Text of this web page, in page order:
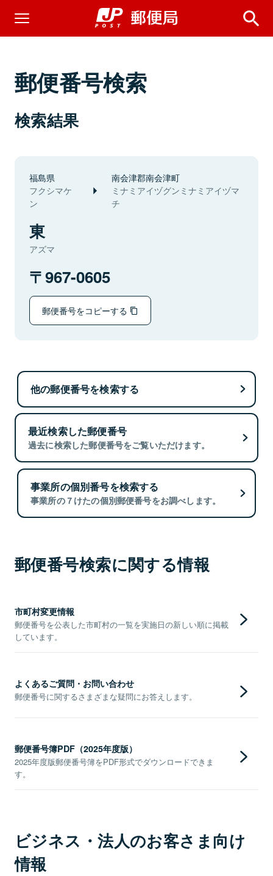
郵便番号検索
検索結果
福島県
フクシマケ
ン
南会津郡南会津町
ミナミアイヅグンミナミアイヅマ
チ
東
アズマ
967-0605
郵便番号をコピーする
他の郵便番号を検索する
最近検索した郵便番号
過去に検索した郵便番号をご覧いただけます。
事業所の個別番号を検索する
事業所の７けたの個別郵便番号をお調べします。
郵便番号検索に関する情報
市町村変更情報
郵便番号を公表した市町村の一覧を実施日の新しい順に掲載
しています。
よくあるご質問・お問い合わせ
郵便番号に関するさまざまな疑問にお答えします。
郵便番号簿PDF（2025年度版）
2025年度版郵便番号簿をPDF形式でダウンロードできま
す。
ビジネス・法人のお客さま向け
情報